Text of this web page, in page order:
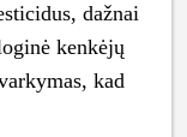
dažnai
kenkėjų
kad